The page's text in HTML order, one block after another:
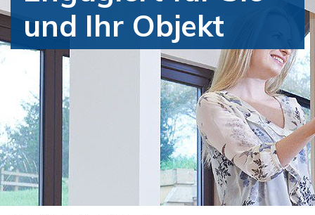
und Ihr Objekt